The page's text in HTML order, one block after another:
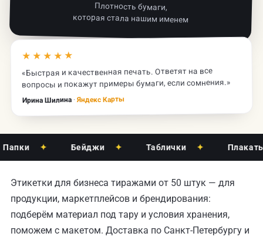
Плотность бумаги,
которая стала нашим именем
★★★★★
«Быстрая и качественная печать. Ответят на все
вопросы и покажут примеры бумаги, если сомнения.»
Ирина Шилина· Яндекс Карты
✦ Бейджи ✦ Таблички ✦ Плакаты
Этикетки для бизнеса тиражами от 50 штук — для
продукции, маркетплейсов и брендирования:
подберём материал под тару и условия хранения,
поможем с макетом. Доставка по Санкт-Петербургу и